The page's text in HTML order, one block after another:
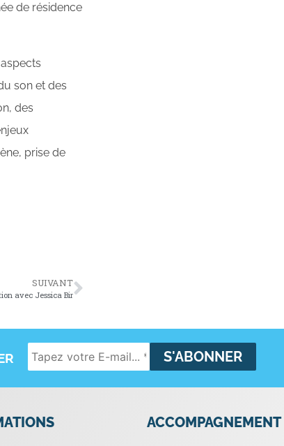
de résidence
son et des
des
prise de
SUIVANT
avec Jessica Bir
ACCOMPAGNEMENT